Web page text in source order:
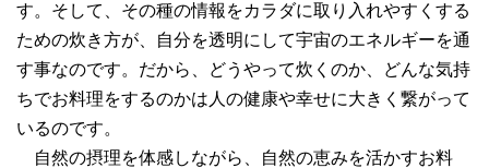
す。そして、その種の情報をカラダに取り入れやすくする
ための炊き方が、自分を透明にして宇宙のエネルギーを通
す事なのです。だから、どうやって炊くのか、どんな気持
ちでお料理をするのかは人の健康や幸せに大きく繋がって
いるのです。
自然の摂理を体感しながら、自然の恵みを活かすお料